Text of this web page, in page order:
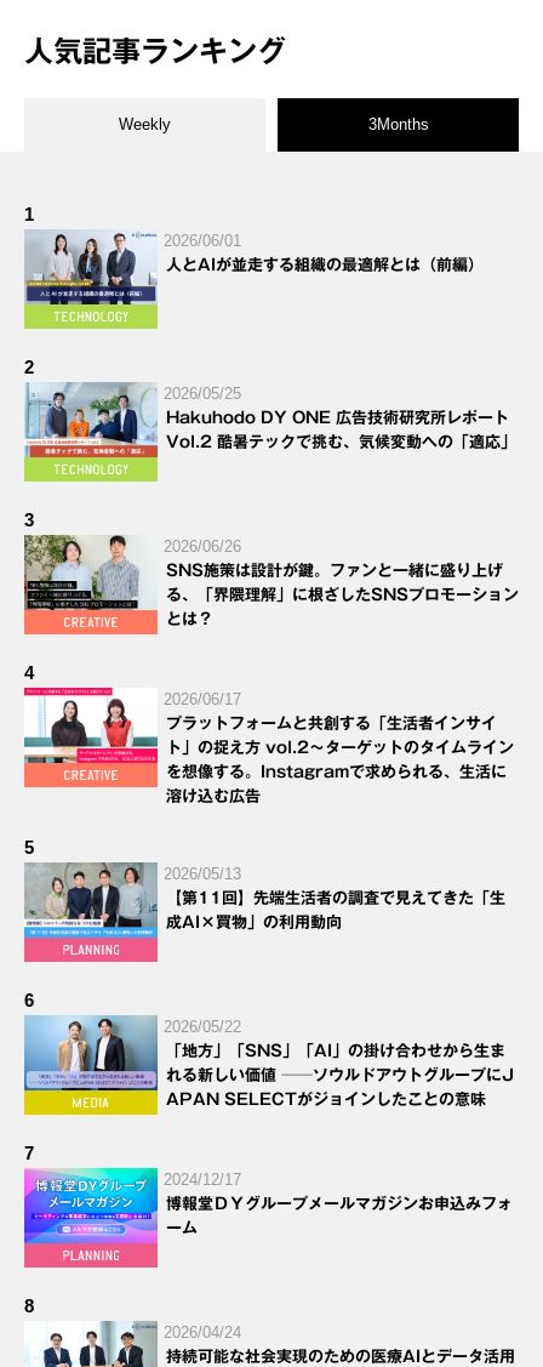
人気記事ランキング
Weekly 3Months
1
2026/06/01
人とAIが並走する組織の最適解とは（前編）
2
2026/05/25
Hakuhodo DY ONE 広告技術研究所レポート
Vol.2 酷暑テックで挑む、気候変動への「適応」
3
2026/06/26
SNS施策は設計が鍵。ファンと一緒に盛り上げ
る、「界隈理解」に根ざしたSNSプロモーション
とは？
4
2026/06/17
プラットフォームと共創する「生活者インサイ
ト」の捉え方 vol.2～ターゲットのタイムライン
を想像する。Instagramで求められる、生活に
溶け込む広告
5
2026/05/13
【第11回】先端生活者の調査で見えてきた「生
成AI×買物」の利用動向
6
2026/05/22
「地方」「SNS」「AI」の掛け合わせから生ま
れる新しい価値 ──ソウルドアウトグループにJ
APAN SELECTがジョインしたことの意味
7
2024/12/17
博報堂ＤＹグループメールマガジンお申込みフォ
ーム
8
2026/04/24
持続可能な社会実現のための医療AIとデータ活用